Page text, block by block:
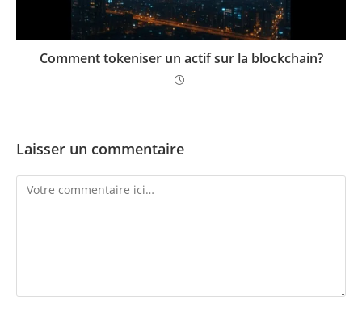
Comment tokeniser un actif sur la blockchain?
Laisser un commentaire
Comment